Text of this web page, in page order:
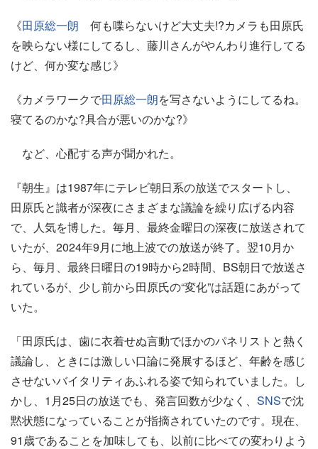
《田原総一朗 何も喋らないけど大丈夫!?カメラも田原氏
を映らない様にしてるし、藤川さんがやんわり進行してる
けど、何か変な感じ》
《カメラワークで田原総一朗を写さないようにしてるね。
寝てるのかな?具合が悪いのかな?》
など、心配する声が聞かれた。
『朝生』は1987年にテレビ朝日系の放送でスタートし、
田原氏と識者が深夜にさまざまな議論を繰り広げる内容
で、人気を博した。毎月、最終金曜日の深夜に放送されて
いたが、2024年9月に地上波での放送が終了。翌10月か
ら、毎月、最終日曜日の19時から2時間、BS朝日で放送さ
れているが、少し前から田原氏の“変化”は話題にあがって
いた。
「田原氏は、歯に衣着せぬ言動でほかのパネリストと熱く
議論し、ときには激しい口論に発展するほど、年齢を感じ
させないバイタリティあふれる姿で知られていました。し
かし、1月25日の放送でも、発言回数が少なく、 SNSで沈
黙状態になっていることが指摘されていたのです。現在、
91歳であることを加味しても、以前に比べての変わりよう